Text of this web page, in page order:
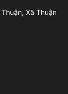
Xã Thuận